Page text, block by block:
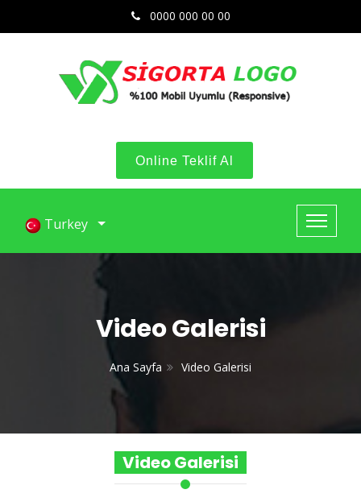
0000 000 00 00
Online Teklif Al
Turkey
Video Galerisi
Ana Sayfa Video Galerisi
Video Galerisi